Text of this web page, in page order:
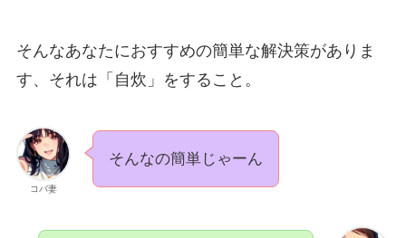
そんなあなたにおすすめの簡単な解決策がありま
す、それは「自炊」をすること。
コバ妻
そんなの簡単じゃーん